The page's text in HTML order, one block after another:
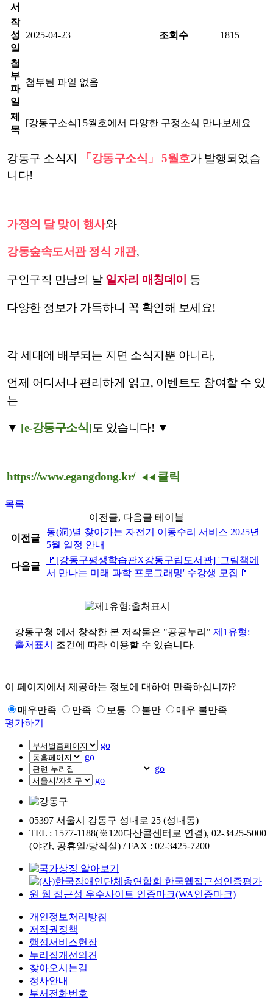
서
작
성
일
2025-04-23 조회수 1815
첨
부
파
일
첨부된 파일 없음
제
목
[강동구소식] 5월호에서 다양한 구정소식 만나보세요
강동구 소식지 「강동구소식」 5월호가 발행되었습
니다!
가정의 달 맞이 행사와
강동숲속도서관 정식 개관,
구인구직 만남의 날 일자리 매칭데이 등
다양한 정보가 가득하니 꼭 확인해 보세요!
각 세대에 배부되는 지면 소식지뿐 아니라,
언제 어디서나 편리하게 읽고, 이벤트도 참여할 수 있
는
▼ [e-강동구소식]도 있습니다! ▼
https://www.egangdong.kr/ ◀◀ 클릭
목록
이전글, 다음글 테이블
이전글
동(洞)별 찾아가는 자전거 이동수리 서비스 2025년
5월 일정 안내
다음글
🚩[강동구평생학습관X강동구립도서관] '그림책에
서 만나는 미래 과학 프로그래밍' 수강생 모집🚩
강동구청 에서 창작한 본 저작물은 "공공누리" 제1유형:
출처표시
조건에 따라 이용할 수 있습니다.
이 페이지에서 제공하는 정보에 대하여 만족하십니까?
매우만족 만족 보통 불만
매우 불만족
평가하기
go
go
go
go
05397 서울시 강동구 성내로 25 (성내동)
TEL : 1577-1188(※120다산콜센터로 연결), 02-3425-5000
(야간, 공휴일/당직실) / FAX : 02-3425-7200
개인정보처리방침
저작권정책
행정서비스헌장
누리집개선의견
찾아오시는길
청사안내
부서전화번호